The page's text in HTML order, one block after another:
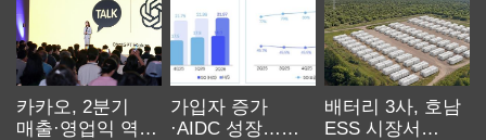
카카오, 2분기
매출·영업익 역대
가입자 증가
·AIDC 성장…
배터리 3사, 호남
ESS 시장서